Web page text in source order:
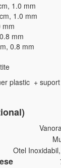
1.0 mm
1.0 mm
mm
mm
0.8 mm
plastic +
Otel